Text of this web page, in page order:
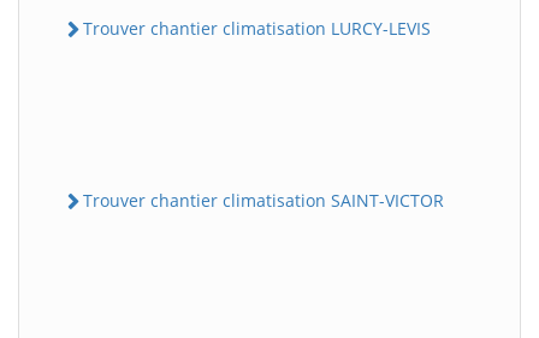
Trouver chantier climatisation LURCY-LEVIS
Trouver chantier climatisation SAINT-VICTOR